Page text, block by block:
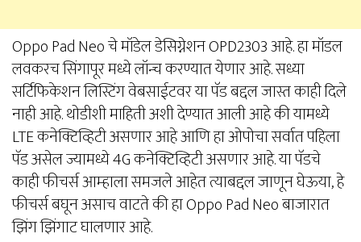
Oppo Pad Neo चे मॉडेल डेसिग्नेशन OPD2303 आहे. हा मॉडल
लवकरच सिंगापूर मध्ये लॉन्च करण्यात येणार आहे. सध्या
सर्टिफिकेशन लिस्टिंग वेबसाईटवर या पॅड बद्दल जास्त काही दिले
नाही आहे. थोडीशी माहिती अशी देण्यात आली आहे की यामध्ये
LTE कनेक्टिव्हिटी असणार आहे आणि हा ओपोचा सर्वात पहिला
पॅड असेल ज्यामध्ये 4G कनेक्टिव्हिटी असणार आहे. या पॅडचे
काही फीचर्स आम्हाला समजले आहेत त्याबद्दल जाणून घेऊया, हे
फीचर्स बघून असाच वाटते की हा Oppo Pad Neo बाजारात
झिंग झिंगाट घालणार आहे.